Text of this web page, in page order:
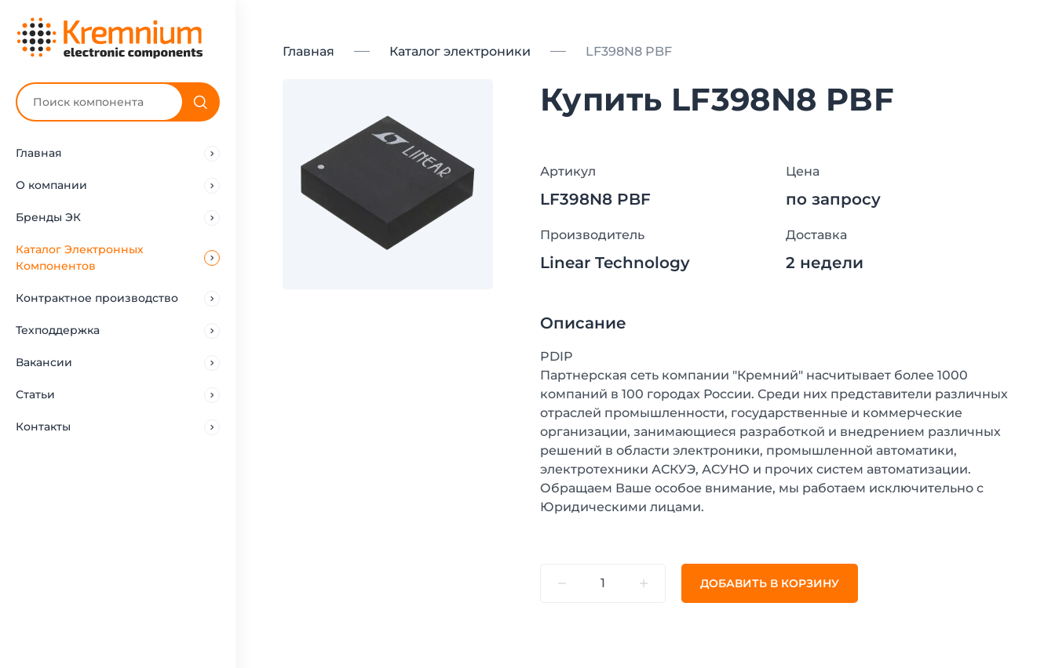
Главная
О компании
Бренды ЭК
Каталог Электронных
Компонентов
Контрактное производство
Техподдержка
Вакансии
Статьи
Контакты
Главная Каталог электроники LF398N8 PBF
Купить LF398N8 PBF
Артикул
LF398N8 PBF
Цена
по запросу
Производитель
Linear Technology
Доставка
2 недели
Описание
PDIP
Партнерская сеть компании "Кремний" насчитывает более 1000
компаний в 100 городах России. Среди них представители различных
отраслей промышленности, государственные и коммерческие
организации, занимающиеся разработкой и внедрением различных
решений в области электроники, промышленной автоматики,
электротехники АСКУЭ, АСУНО и прочих систем автоматизации.
Обращаем Ваше особое внимание, мы работаем исключительно с
Юридическими лицами.
ДОБАВИТЬ В КОРЗИНУ